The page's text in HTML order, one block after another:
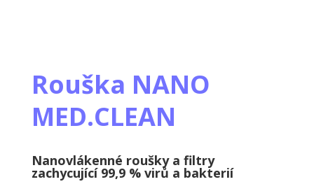
Rouška NANO
MED.CLEAN
Nanovlákenné roušky a filtry
zachycující 99,9 % virů a bakterií